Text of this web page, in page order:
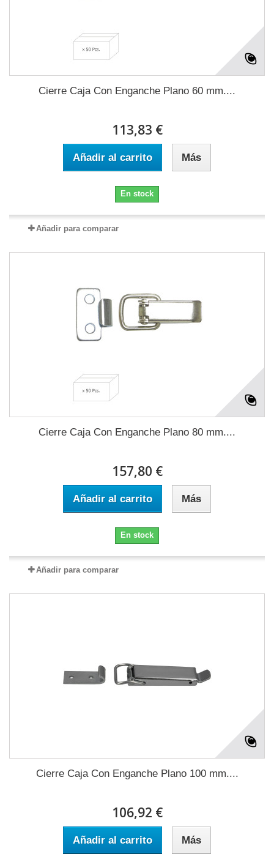
Cierre Caja Con Enganche Plano 60 mm....
113,83 €
Añadir al carrito Más
En stock
Añadir para comparar
Cierre Caja Con Enganche Plano 80 mm....
157,80 €
Añadir al carrito Más
En stock
Añadir para comparar
Cierre Caja Con Enganche Plano 100 mm....
106,92 €
Añadir al carrito Más